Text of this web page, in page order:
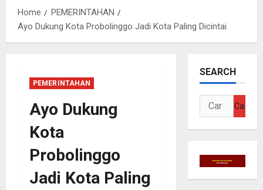
Home
PEMERINTAHAN
Ayo Dukung Kota Probolinggo Jadi Kota Paling Dicintai
PEMERINTAHAN
Ayo Dukung
Kota
Probolinggo
Jadi Kota Paling
SEARCH
Cari
untuk: